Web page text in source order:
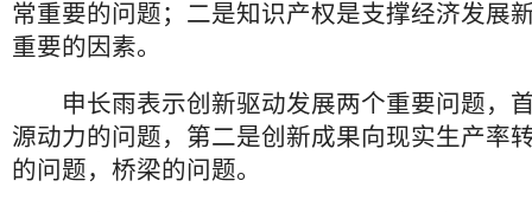
常重要的问题；二是知识产权是支撑经济发展
重要的因素。
申长雨表示创新驱动发展两个重要问题，
源动力的问题，第二是创新成果向现实生产率
的问题，桥梁的问题。